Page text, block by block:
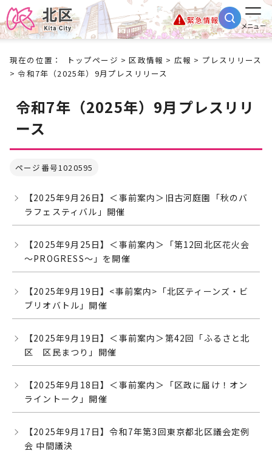
緊急情報
メニュー
現在の位置： トップページ >区政情報 > 広報 > プレスリリース
> 令和7年（2025年）9月プレスリリース
令和7年（2025年）9月プレスリリ
ース
ページ番号1020595
【2025年9月26日】＜事前案内＞旧古河庭園「秋のバ
ラフェスティバル」開催
【2025年9月25日】＜事前案内＞「第12回北区花火会
～PROGRESS～」を開催
【2025年9月19日】<事前案内>「北区ティーンズ・ビ
ブリオバトル」開催
【2025年9月19日】＜事前案内＞第42回「ふるさと北
区 区民まつり」開催
【2025年9月18日】＜事前案内＞「区政に届け！オン
ライントーク」開催
【2025年9月17日】令和7年第3回東京都北区議会定例
会 中間議決